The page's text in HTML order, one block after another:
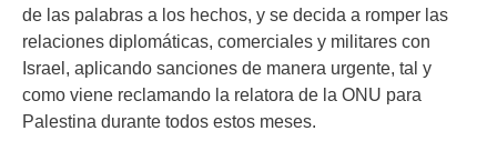
de las palabras a los hechos, y se decida a romper las
relaciones diplomáticas, comerciales y militares con
Israel, aplicando sanciones de manera urgente, tal y
como viene reclamando la relatora de la ONU para
Palestina durante todos estos meses.